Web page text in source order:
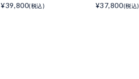
¥39,800(税込)
¥37,800(税込)